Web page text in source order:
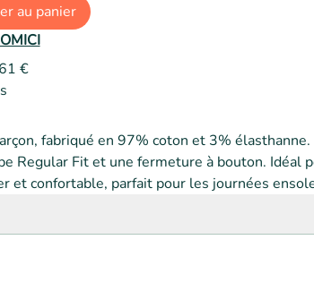
au panier
€
fabriqué en 97% coton et 3% élasthanne.
Regular Fit et une fermeture à bouton. Idéal
et confortable, parfait pour les journées